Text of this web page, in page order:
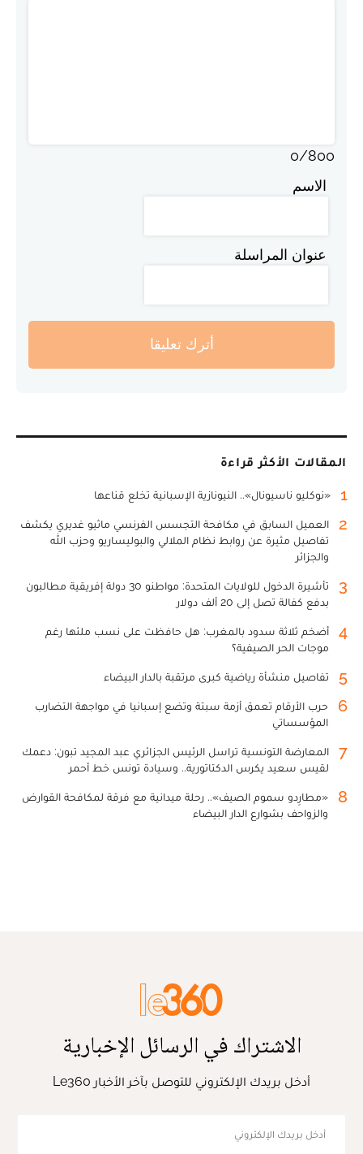
0/800
الاسم
عنوان المراسلة
أترك تعليقا
المقالات الأكثر قراءة
1 «نوكليو ناسيونال».. النيونازية الإسبانية تخلع قناعها
2
العميل السابق في مكافحة التجسس الفرنسي ماثيو غديري يكشف
تفاصيل مثيرة عن روابط نظام الملالي والبوليساريو وحزب الله
والجزائر
3
تأشيرة الدخول للولايات المتحدة: مواطنو 30 دولة إفريقية مطالبون
بدفع كفالة تصل إلى 20 ألف دولار
4
أضخم ثلاثة سدود بالمغرب: هل حافظت على نسب ملئها رغم
موجات الحر الصيفية؟
5 تفاصيل منشأة رياضية كبرى مرتقبة بالدار البيضاء
6
حرب الأرقام تعمق أزمة سبتة وتضع إسبانيا في مواجهة التضارب
المؤسساتي
7
المعارضة التونسية تراسل الرئيس الجزائري عبد المجيد تبون: دعمك
لقيس سعيد يكرس الدكتاتورية.. وسيادة تونس خط أحمر
8
«مطارِدو سموم الصيف».. رحلة ميدانية مع فرقة لمكافحة القوارض
والزواحف بشوارع الدار البيضاء
الاشتراك في الرسائل الإخبارية
أدخل بريدك الإلكتروني للتوصل بآخر الأخبار Le360